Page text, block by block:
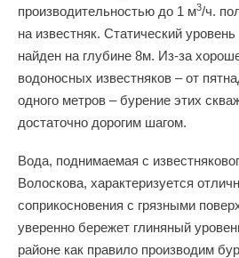
производительностью до 1 м3/ч.
на известняк. Статический
найден на глубине 8м. Из-за
водоносных известняков – от
одного метров – бурение этих
достаточно дорогим шагом.
Вода, поднимаемая с
Волоскова, характеризуется
соприкосновения с грязными
уверенно бережет глиняный
районе как правило производим